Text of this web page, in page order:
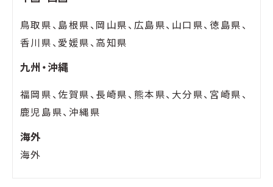
鳥取県、島根県、岡山県、広島県、山口県、徳島県、
香川県、愛媛県、高知県
九州・沖縄
福岡県、佐賀県、長崎県、熊本県、大分県、宮崎県、
鹿児島県、沖縄県
海外
海外